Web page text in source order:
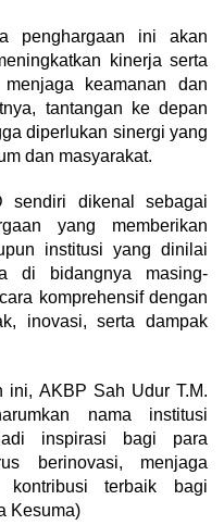
penghargaan ini akan
kinerja serta
keamanan dan
tantangan ke depan
diperlukan sinergi yang
dan masyarakat.
sendiri dikenal sebagai
yang memberikan
institusi yang dinilai
di bidangnya masing-
komprehensif dengan
inovasi, serta dampak
ini, AKBP Sah Udur T.M.
nama institusi
inspirasi bagi para
berinovasi, menjaga
kontribusi terbaik bagi
Kesuma)